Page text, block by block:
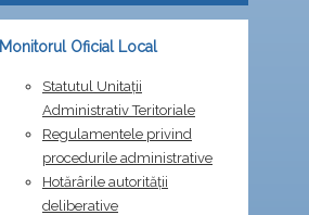
Monitorul Oficial Local
Statutul Unitații
Administrativ Teritoriale
Regulamentele privind
procedurile administrative
Hotărârile autorității
deliberative